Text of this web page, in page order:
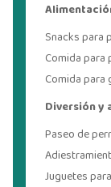
Snacks para
Comida para
Comida para
Diversión y
Paseo de
Juguetes